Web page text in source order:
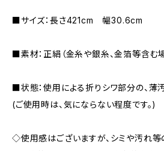
■サイズ：長さ421cm 幅30.6cm
■素材：正絹（金糸や銀糸、金箔等含む
■状態：使用による折りシワ部分の、薄
(ご使用時は、気にならない程度です。)
◇使用感はございますが、シミや汚れ等